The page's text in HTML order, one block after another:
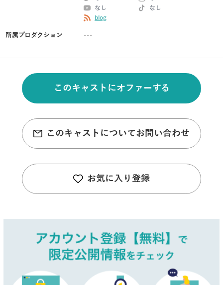
なし
なし
blog
所属プロダクション ---
このキャストにオファーする
このキャストについてお問い合わせ
お気に入り登録